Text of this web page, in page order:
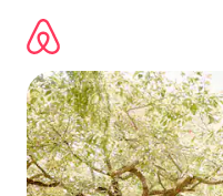
direct
naar
inhoud